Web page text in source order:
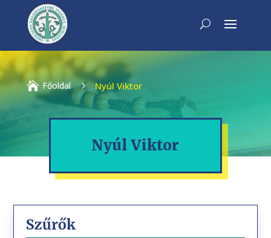
 Főoldal 5 Nyúl Viktor
Nyúl Viktor
Szűrők